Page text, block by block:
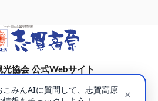
光協会 公式Webサイト
〒381-0401